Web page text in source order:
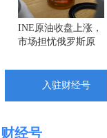
14:30:20
INE原油收盘上涨，
市场担忧俄罗斯原
入驻财经号
财经号